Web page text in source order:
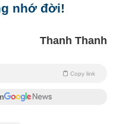
nhớ đời!
Thanh Thanh
Copy link